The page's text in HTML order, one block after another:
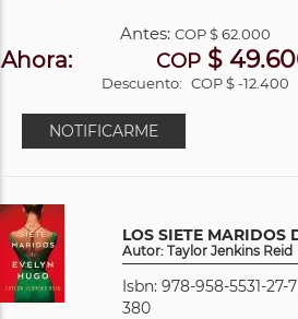
Antes:COP$ 62.000
Ahora: COP$
Descuento: COP $ -12.400
NOTIFICARME
LOS SIETE MARIDOS
Autor: Taylor Jenkins Reid
Isbn: 978-958-5531-27-
380